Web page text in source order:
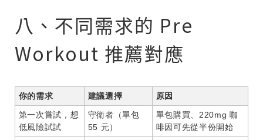
八、不同需求的 Pre
Workout 推薦對應
你的需求 建議選擇
原因
第一次嘗試，想
低風險試試
守衛者（單包
55 元）
單包購買、220mg 咖
啡因可先從半份開始